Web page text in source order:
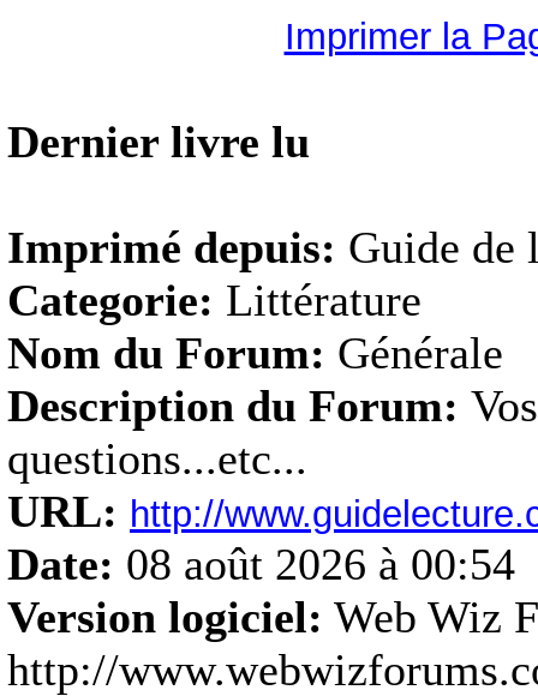
Imprimer la
Dernier livre lu
Imprimé depuis: Guide de
Categorie: Littérature
Nom du Forum: Générale
Description du Forum:
questions...etc...
URL: http://
Date: 08 août 2026 à 00:54
Version logiciel: Web Wiz
http://